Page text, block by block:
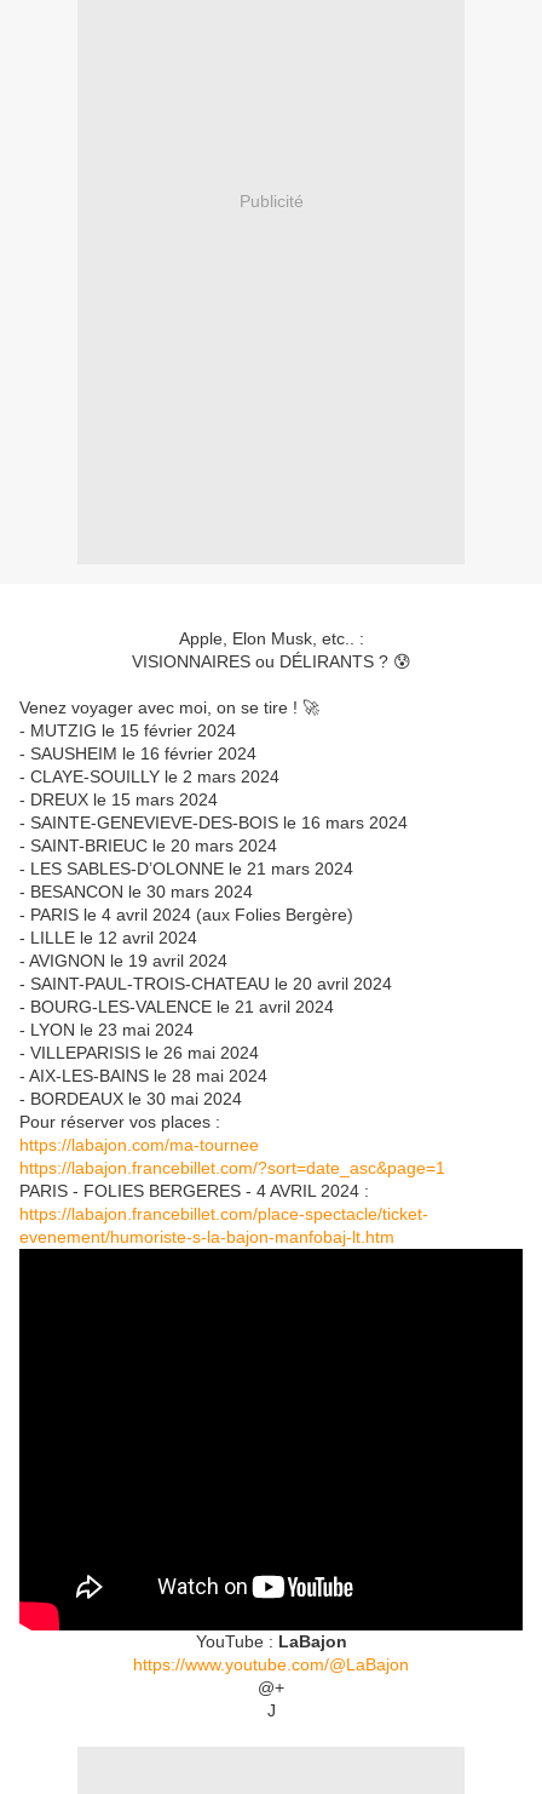
Publicité
Apple, Elon Musk, etc.. :
VISIONNAIRES ou DÉLIRANTS ? 😰
Venez voyager avec moi, on se tire ! 🚀
- MUTZIG le 15 février 2024
- SAUSHEIM le 16 février 2024
- CLAYE-SOUILLY le 2 mars 2024
- DREUX le 15 mars 2024
- SAINTE-GENEVIEVE-DES-BOIS le 16 mars 2024
- SAINT-BRIEUC le 20 mars 2024
- LES SABLES-D’OLONNE le 21 mars 2024
- BESANCON le 30 mars 2024
- PARIS le 4 avril 2024 (aux Folies Bergère)
- LILLE le 12 avril 2024
- AVIGNON le 19 avril 2024
- SAINT-PAUL-TROIS-CHATEAU le 20 avril 2024
- BOURG-LES-VALENCE le 21 avril 2024
- LYON le 23 mai 2024
- VILLEPARISIS le 26 mai 2024
- AIX-LES-BAINS le 28 mai 2024
- BORDEAUX le 30 mai 2024
Pour réserver vos places :
https://labajon.com/ma-tournee
https://labajon.francebillet.com/?sort=date_asc&page=1
PARIS - FOLIES BERGERES - 4 AVRIL 2024 :
https://labajon.francebillet.com/place-spectacle/ticket-
evenement/humoriste-s-la-bajon-manfobaj-lt.htm
YouTube : LaBajon
https://www.youtube.com/@LaBajon
@+
J